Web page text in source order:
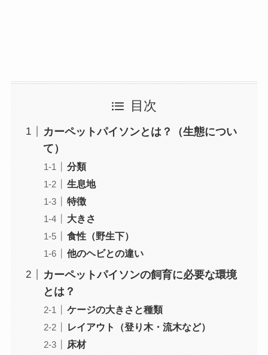
目次
カーペットパイソンとは？（生態につい
て）
分類
生息地
特徴
大きさ
食性（野生下）
他のヘビとの違い
カーペットパイソンの飼育に必要な環境
とは？
ケージの大きさと種類
レイアウト（登り木・流木など）
床材